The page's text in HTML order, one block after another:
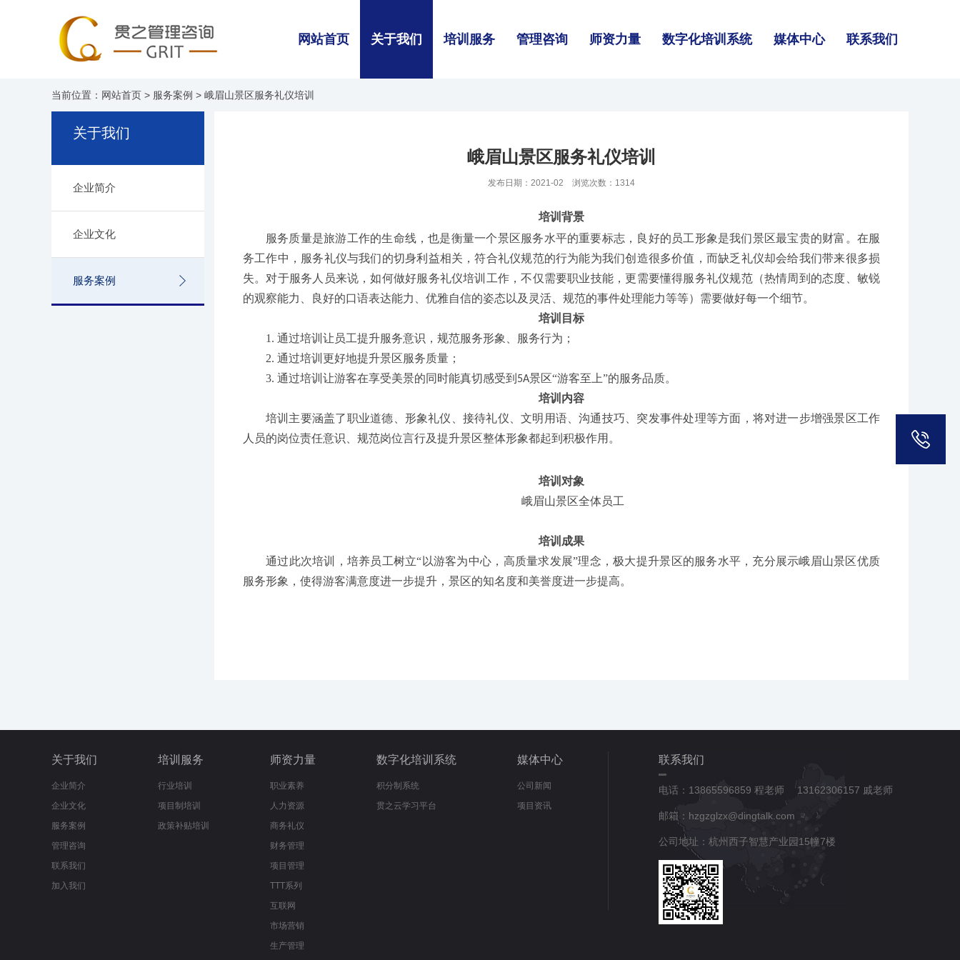
网站首页 关于我们 培训服务 管理咨询 师资力量 数字化培训系统 媒体中心 联系我们
当前位置： 网站首页 > 服务案例 > 峨眉山景区服务礼仪培训
关于我们
企业简介
企业文化
服务案例
峨眉山景区服务礼仪培训
发布日期：2021-02 浏览次数：1314
培训背景
服务质量是旅游工作的生命线，也是衡量一个景区服务水平的重要标志，良好的员工形象是我们景区最宝贵的财富。在服
务工作中，服务礼仪与我们的切身利益相关，符合礼仪规范的行为能为我们创造很多价值，而缺乏礼仪却会给我们带来很多损
失。对于服务人员来说，如何做好服务礼仪培训工作，不仅需要职业技能，更需要懂得服务礼仪规范（热情周到的态度、敏锐
的观察能力、良好的口语表达能力、优雅自信的姿态以及灵活、规范的事件处理能力等等）需要做好每一个细节。
培训目标
1. 通过培训让员工提升服务意识，规范服务形象、服务行为；
2. 通过培训更好地提升景区服务质量；
3. 通过培训让游客在享受美景的同时能真切感受到 5A景区“游客至上”的服务品质。
培训内容
培训主要涵盖了职业道德、形象礼仪、接待礼仪、文明用语、沟通技巧、突发事件处理等方面 ，将对进一步增强景区工作
人员的岗位责任意识、规范岗位言行及提升景区整体形象都起到积极作用。
培训对象
峨眉山景区全体员工
培训成果
通过此次培训，培养员工树立“ 以游客为中心，高质量求发展”理念，极大提升景区的服务水平，充分展示峨眉山景区优质
服务形象，使得游客满意度进一步提升，景区的知名度和美誉度进一步提高。
关于我们
企业简介
企业文化
服务案例
管理咨询
联系我们
加入我们
培训服务
行业培训
项目制培训
政策补贴培训
师资力量
职业素养
人力资源
商务礼仪
财务管理
项目管理
TTT系列
互联网
市场营销
生产管理
数字化培训系统
积分制系统
贯之云学习平台
媒体中心
公司新闻
项目资讯
联系我们
电话：13865596859 程老师 13162306157 戚老师
邮箱：hzgzglzx@dingtalk.com
公司地址：杭州西子智慧产业园15幢7楼